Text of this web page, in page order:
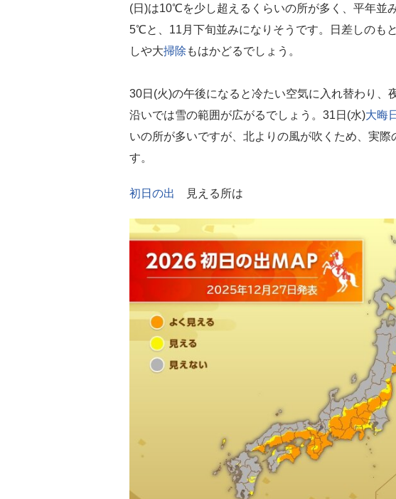
(日)は10℃を少し超えるくらいの所が多く、平年並
5℃と、11月下旬並みになりそうです。日差しのも
しや大掃除 もはかどるでしょう。
30日(火)の午後になると冷たい空気に入れ替わり、
沿いでは雪の範囲が広がるでしょう。31日(水)大晦日
いの所が多いですが、北よりの風が吹くため、実際
す。
初日の出 見える所は